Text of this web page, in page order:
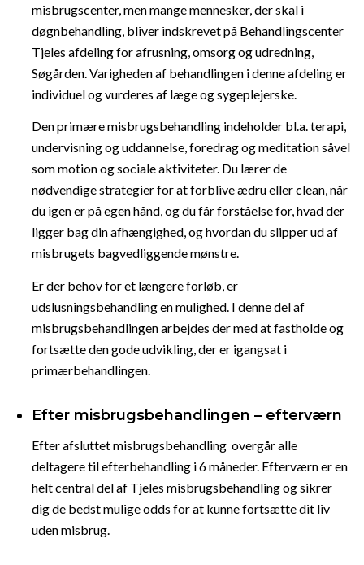
misbrugscenter, men mange mennesker, der skal i
døgnbehandling, bliver indskrevet på Behandlingscenter
Tjeles afdeling for afrusning, omsorg og udredning,
Søgården. Varigheden af behandlingen i denne afdeling er
individuel og vurderes af læge og sygeplejerske.
Den primære misbrugsbehandling indeholder bl.a. terapi,
undervisning og uddannelse, foredrag og meditation såvel
som motion og sociale aktiviteter. Du lærer de
nødvendige strategier for at forblive ædru eller clean, når
du igen er på egen hånd, og du får forståelse for, hvad der
ligger bag din afhængighed, og hvordan du slipper ud af
misbrugets bagvedliggende mønstre.
Er der behov for et længere forløb, er
udslusningsbehandling en mulighed. I denne del af
misbrugsbehandlingen arbejdes der med at fastholde og
fortsætte den gode udvikling, der er igangsat i
primærbehandlingen.
Efter misbrugsbehandlingen – efterværn
Efter afsluttet misbrugsbehandling overgår alle
deltagere til efterbehandling i 6 måneder. Efterværn er en
helt central del af Tjeles misbrugsbehandling og sikrer
dig de bedst mulige odds for at kunne fortsætte dit liv
uden misbrug.